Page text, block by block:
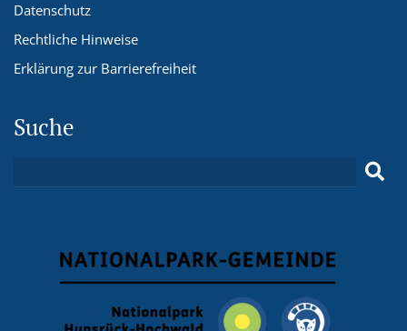
Datenschutz
Rechtliche Hinweise
Erklärung zur Barrierefreiheit
Suche